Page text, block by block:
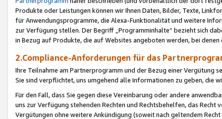
Produkte oder Leistungen können wir Ihnen Daten, Bilder, Texte,
für Anwendungsprogramme, die Alexa-Funktionalität und weitere
zur Verfügung stellen. Der Begriff „Programminhalte“ bezieht sich
in Bezug auf Produkte, die auf Websites angeboten werden, bei
2.Compliance-Anforderungen für das
Ihre Teilnahme am Partnerprogramm und der Bezug einer Vergütung
Sie sind verpflichtet, uns umgehend alle Informationen zu geben, die
Für den Fall, dass Sie gegen diese Vereinbarung oder andere
uns zur Verfügung stehenden Rechten und Rechtsbehelfen, das
Vergütungen ohne weitere Ankündigung (soweit nach geltendem